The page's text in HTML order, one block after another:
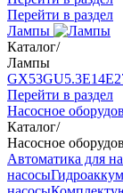
Перейти в раздел
Лампы
Каталог/
Лампы
GX53GU5.3Е14
Перейти в раздел
Насосное
Каталог/
Насосное
Автоматика для
насосы